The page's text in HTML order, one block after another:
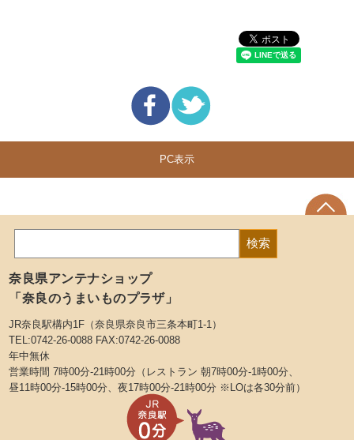
PC表示
奈良県アンテナショップ
「奈良のうまいものプラザ」
JR奈良駅構内1F（奈良県奈良市三条本町1-1）
TEL:0742-26-0088 FAX:0742-26-0088
年中無休
営業時間 7時00分-21時00分（レストラン 朝7時00分-1時00分、
昼11時00分-15時00分、夜17時00分-21時00分 ※LOは各30分前）